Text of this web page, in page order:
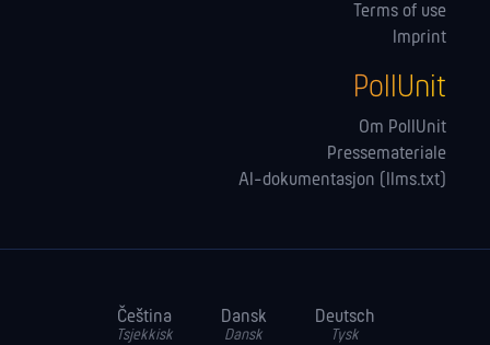
Terms of use
Imprint
PollUnit
Om PollUnit
Pressemateriale
AI-dokumentasjon (llms.txt)
Čeština
Tsjekkisk
Dansk
Dansk
Deutsch
Tysk